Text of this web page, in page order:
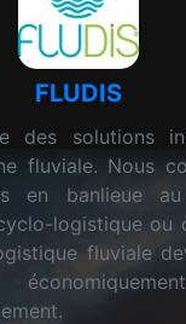
FLUDIS
des solutions
fluviale. Nous
en banlieue au
logistique ou
fluviale